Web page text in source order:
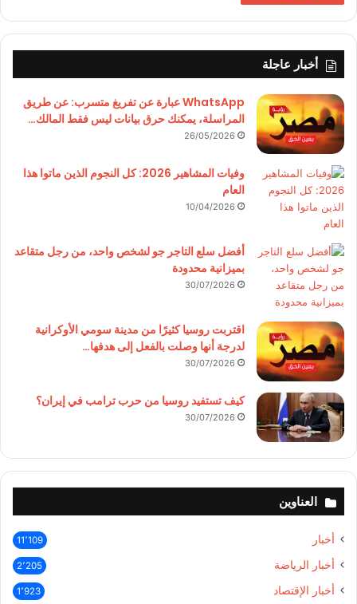
أخبار عاجلة
WhatsApp عبارة عن تفريغ متسرب: عن طريق
المراسلة، يمكنك حرق بيانات ليس فقط المالك…
26/05/2026
وفيات المشاهير 2026: كل النجوم الذين ماتوا هذا
العام
10/04/2026
أفضل سلع التاجر جو لشخص واحد، من رجل متقاعد
بميزانية محدودة
30/07/2026
اقتربت روسيا كثيرًا من مدينة سومي الأوكرانية
لدرجة أنها وصلت بالفعل إلى هدفها…
30/07/2026
كيف تستفيد روسيا من حرب ترامب في إيران؟
30/07/2026
العناوين
أخبار 11٬109
أخبار الرياضة 2٬205
أخبار الإقتصاد 1٬923